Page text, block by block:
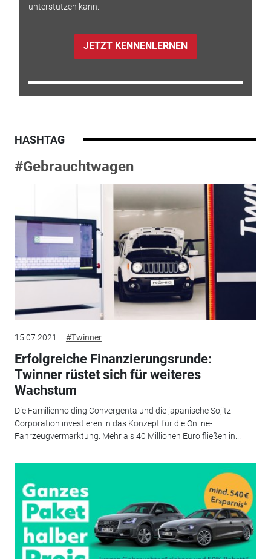
unterstützen kann.
JETZT KENNENLERNEN
HASHTAG
#Gebrauchtwagen
15.07.2021 #Twinner
Erfolgreiche Finanzierungsrunde:
Twinner rüstet sich für weiteres
Wachstum
Die Familienholding Convergenta und die japanische Sojitz
Corporation investieren in das Konzept für die Online-
Fahrzeugvermarktung. Mehr als 40 Millionen Euro fließen in...